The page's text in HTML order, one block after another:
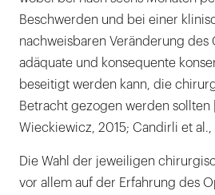
Beschwerden und bei einer
nachweisbaren Veränderung des
adäquate und konsequente
beseitigt werden kann, die
Betracht gezogen werden sollten
Wieckiewicz, 2015; Candirli et al.,
Die Wahl der jeweiligen
vor allem auf der Erfahrung des